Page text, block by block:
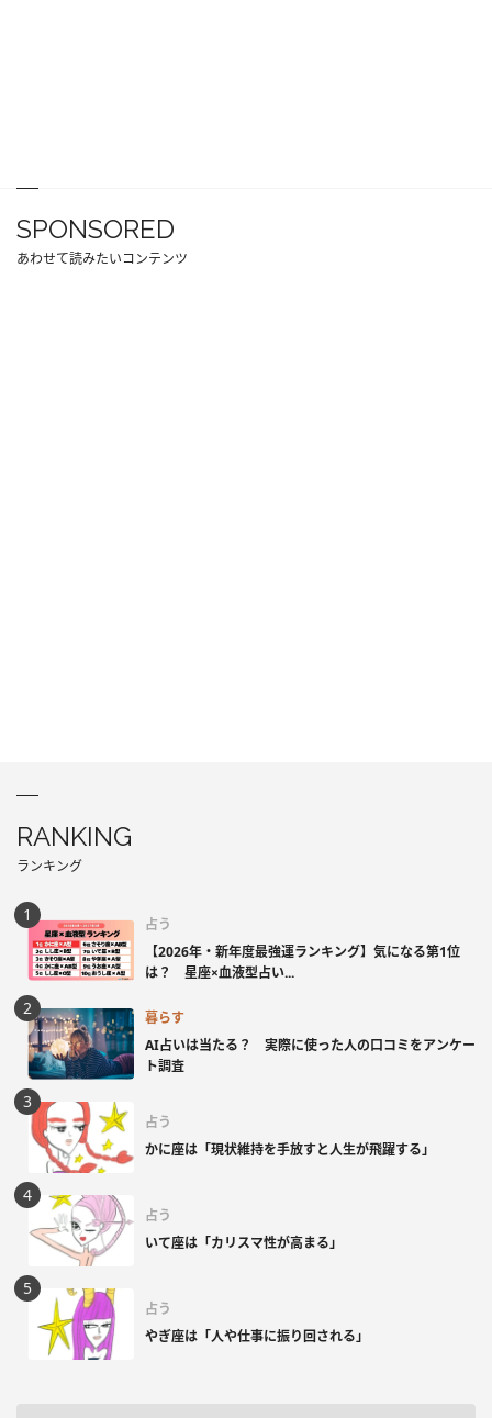
SPONSORED
あわせて読みたいコンテンツ
RANKING
ランキング
占う
【2026年・新年度最強運ランキング】気になる第1位
は？ 星座×血液型占い...
暮らす
AI占いは当たる？ 実際に使った人の口コミをアンケー
ト調査
占う
かに座は「現状維持を手放すと人生が飛躍する」
占う
いて座は「カリスマ性が高まる」
占う
やぎ座は「人や仕事に振り回される」